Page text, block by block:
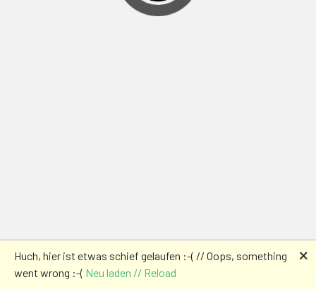
Huch, hier ist etwas schief gelaufen :-( // Oops, something
went wrong :-( Neu laden // Reload
🗙